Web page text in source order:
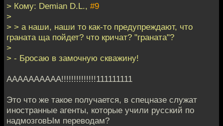
> Кому: Demian D.L., #9
>
> > а наши, наши то как-то предупреждают, что
граната ща пойдет? что кричат? "граната"?
>
> - Бросаю в замочную скважину!
АААААААААА!!!!!!!!!!!!!!111111111
Это что же такое получается, в спецназе служат
иностранные агенты, которые учили русский по
надмозговЫм переводам?